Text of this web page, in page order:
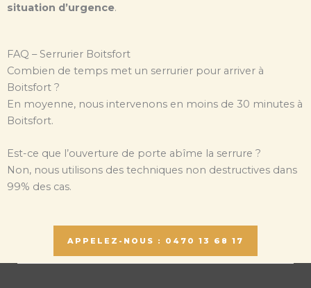
situation d’urgence.
FAQ – Serrurier Boitsfort
Combien de temps met un serrurier pour arriver à
Boitsfort ?
En moyenne, nous intervenons en moins de 30 minutes à
Boitsfort.
Est-ce que l’ouverture de porte abîme la serrure ?
Non, nous utilisons des techniques non destructives dans
99% des cas.
APPELEZ-NOUS : 0470 13 68 17